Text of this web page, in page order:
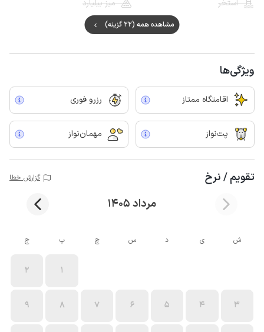
استخر
میز بیلیارد
مشاهده همه (22 گزینه)
ویژگی‌ها
اقامتگاه ممتاز رزرو فوری
پت‌نواز مهمان‌نواز
تقویم / نرخ گزارش خطا
مرداد 1405
ش ی د س چ پ ج
1
2
3
4
5
6
7
8
9